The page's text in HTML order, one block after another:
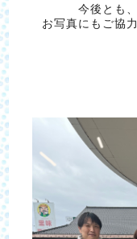
今後とも
お写真にもご協